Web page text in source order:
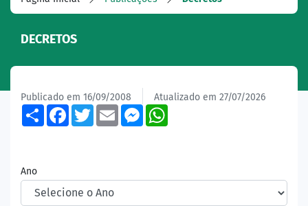
DECRETOS
Publicado em 16/09/2008 Atualizado em 27/07/2026
ShareFacebook
TwitterEmailMessenger
Ano